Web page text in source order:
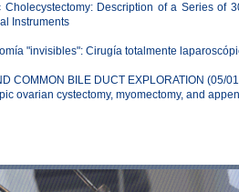
Description of a Series of
Instruments
"invisibles": Cirugía totalmente
COMMON BILE DUCT EXPLORATION (05/
ovarian cystectomy, myomectomy, and